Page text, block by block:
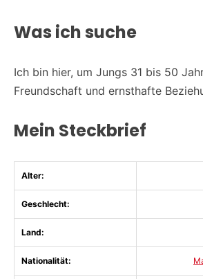
Was ich suche
Ich bin hier, um Jungs 31 bis 50
Freundschaft und ernsthafte
Mein Steckbrief
Alter:
Geschlecht:
Land:
Nationalität: